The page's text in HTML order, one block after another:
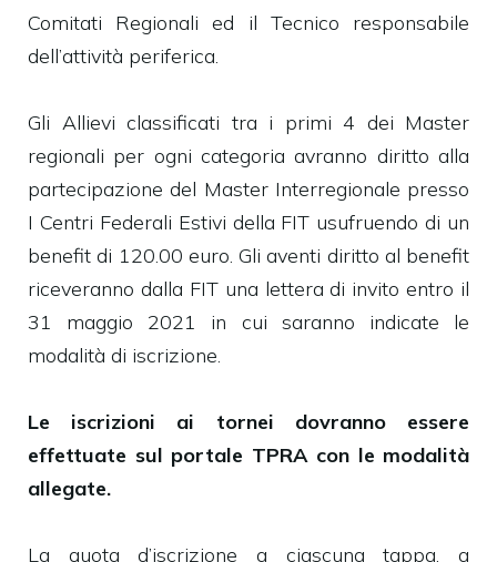
Comitati Regionali ed il Tecnico responsabile
dell’attività periferica.
Gli Allievi classificati tra i primi 4 dei Master
regionali per ogni categoria avranno diritto alla
partecipazione del Master Interregionale presso
I Centri Federali Estivi della FIT usufruendo di un
benefit di 120.00 euro. Gli aventi diritto al benefit
riceveranno dalla FIT una lettera di invito entro il
31 maggio 2021 in cui saranno indicate le
modalità di iscrizione.
Le iscrizioni ai tornei dovranno essere
effettuate sul portale TPRA con le modalità
allegate.
La quota d’iscrizione a ciascuna tappa, a